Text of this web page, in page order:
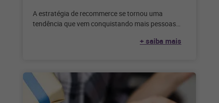
A estratégia de recommerce se tornou uma
tendência que vem conquistando mais pessoas
+ saiba mais